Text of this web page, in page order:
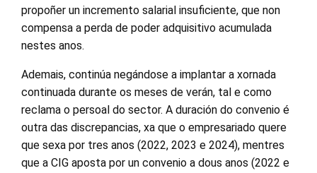
propoñer un incremento salarial insuficiente, que non
compensa a perda de poder adquisitivo acumulada
nestes anos.
Ademais, continúa negándose a implantar a xornada
continuada durante os meses de verán, tal e como
reclama o persoal do sector. A duración do convenio é
outra das discrepancias, xa que o empresariado quere
que sexa por tres anos (2022, 2023 e 2024), mentres
que a CIG aposta por un convenio a dous anos (2022 e